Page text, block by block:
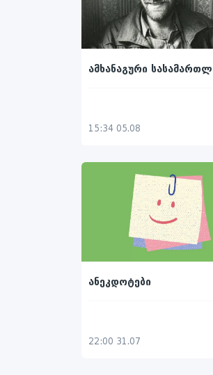
ამხანაგური
15:34 05.08
ანეკდოტები
22:00 31.07